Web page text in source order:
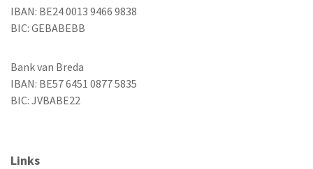
IBAN: BE24 0013 9466 9838
BIC: GEBABEBB
Bank van Breda
IBAN: BE57 6451 0877 5835
BIC: JVBABE22
Links